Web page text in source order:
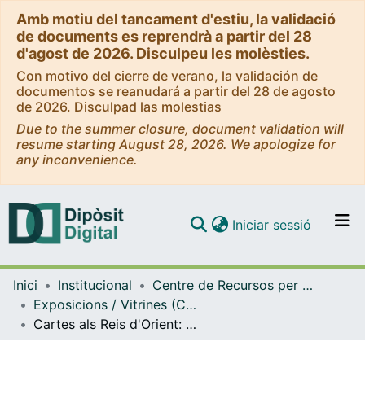
Amb motiu del tancament d'estiu, la validació
de documents es reprendrà a partir del 28
d'agost de 2026. Disculpeu les molèsties.
Con motivo del cierre de verano, la validación de
documentos se reanudará a partir del 28 de agosto
de 2026. Disculpad las molestias
Due to the summer closure, document validation will
resume starting August 28, 2026. We apologize for
any inconvenience.
Navega per tot el DD
Com publicar
Iniciar sessió (current)
Inici Institucional
Centre de Recursos per a l'Aprenentatge i la Investigació (CRAI-UB) - Institucional
Exposicions / Vitrines (CRAI-UB)
Cartes als Reis d'Orient: nova col·lecció del CRAI de la UB a la MDC. (Desembre 2023)